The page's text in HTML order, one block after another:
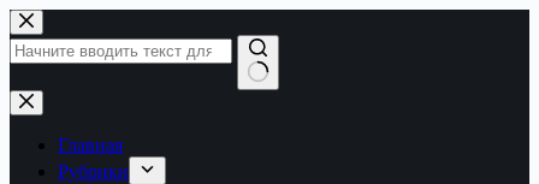
Перейти
к
сути
Ничего
не
найденоГлавная
Рубрики